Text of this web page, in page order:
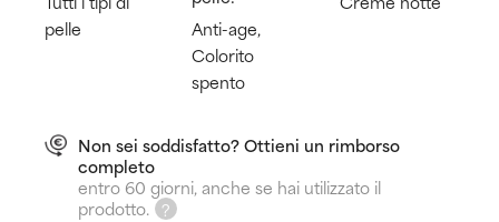
pelle
Anti-age,
Colorito
spento
Non sei soddisfatto? Ottieni un rimborso
completo
entro 60 giorni, anche se hai utilizzato il
prodotto.